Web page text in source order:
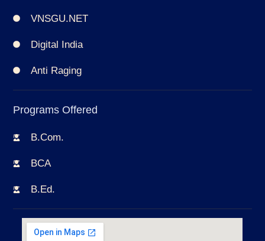
VNSGU.NET
Digital India
Anti Raging
Programs Offered
B.Com.
BCA
B.Ed.